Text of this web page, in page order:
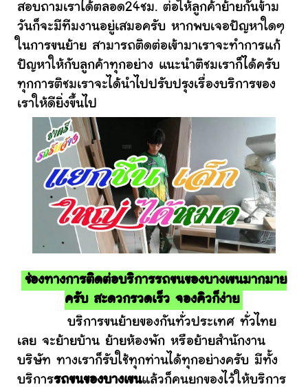
สอบถามเราได้ตลอด24ชม. ต่อให้ลูกค้าย้ายกันข้าม
วันก็จะมีทีมงานอยู่เสมอครับ หากพบเจอปัญหาใดๆ
ในการขนย้าย สามารถติดต่อเข้ามาเราจะทำการแก้
ปัญหาให้กับลูกค้าทุกอย่าง แนะนำติชมเราก็ได้ครับ
ทุกการติชมเราจะได้นำไปปรับปรุงเรื่องบริการของ
เราให้ดียิ่งขึ้นไป
ช่องทางการติดต่อบริการรถขนของบางเขนมากมาย
ครับ สะดวกรวดเร็ว จองคิวก็ง่าย
บริการขนย้ายของกันทั่วประเทศ ทั่วไทย
เลย จะย้ายบ้าน ย้ายห้องพัก หรือย้ายสำนักงาน
บริษัท ทางเราก็รับใช้ทุกท่านได้ทุกอย่างครับ มีทั้ง
บริการรถขนของบางเขนแล้วก็คนยกของไว้ให้บริการ